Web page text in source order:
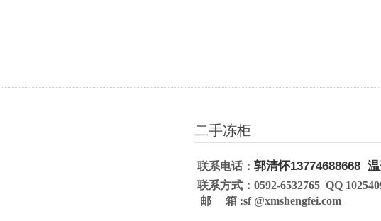
二手冻柜
联系电话： 郭清怀13774688668
联系方式：0592-6532765 QQ
邮 箱 :sf @xmshengfei.com